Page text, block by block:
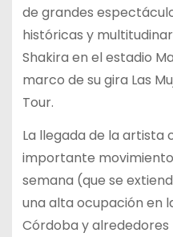
de grandes
históricas y
Shakira en el estadio
marco de su gira Las
Tour.
La llegada de la artista
importante
semana (que se
una alta ocupación en
Córdoba y alrededores